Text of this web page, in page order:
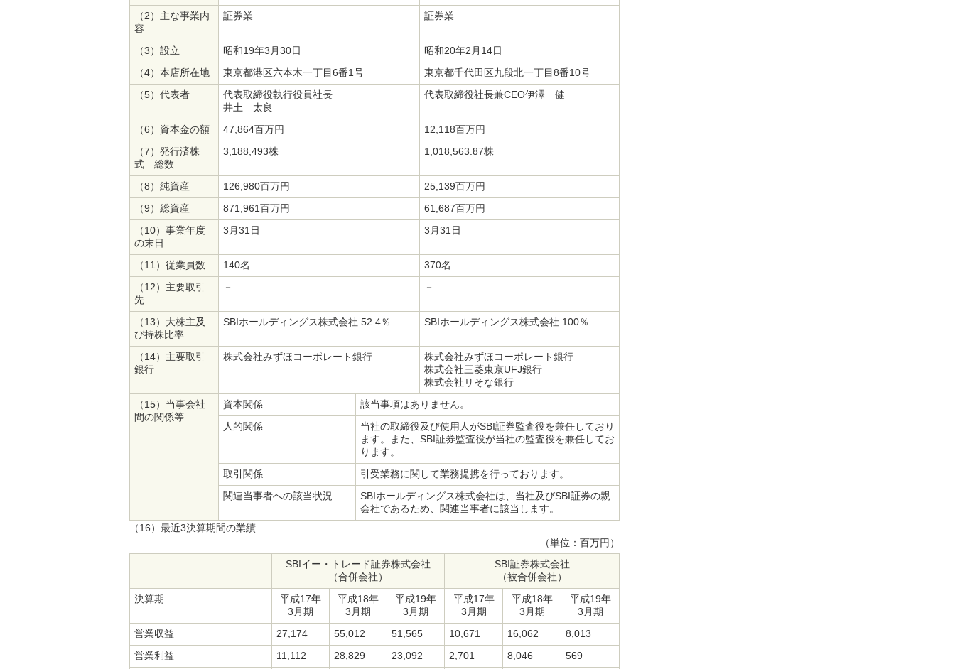
（2）主な事業内
容
証券業 証券業
（3）設立 昭和19年3月30日
昭和20年2月14日
（4）本店所在地
東京都港区六本木一丁目6番1号
東京都千代田区九段北一丁目8番10号
（5）代表者
代表取締役執行役員社長
井土 太良
代表取締役社長兼CEO伊澤 健
（6）資本金の額 47,864百万円
12,118百万円
（7）発行済株
式 総数
3,188,493株 1,018,563.87株
（8）純資産 126,980百万円
25,139百万円
（9）総資産
871,961百万円
61,687百万円
（10）事業年度
の末日
3月31日 3月31日
（11）従業員数 140名
370名
（12）主要取引
先
－ －
（13）大株主及
び持株比率
SBIホールディングス株式会社 52.4％ SBIホールディングス株式会社 100％
（14）主要取引
銀行
株式会社みずほコーポレート銀行
株式会社みずほコーポレート銀行
株式会社三菱東京UFJ銀行
株式会社リそな銀行
（15）当事会社
間の関係等
資本関係
該当事項はありません。
人的関係
当社の取締役及び使用人がSBI証券監査役を兼任しており
ます。また、SBI証券監査役が当社の監査役を兼任してお
ります。
取引関係
引受業務に関して業務提携を行っております。
関連当事者への該当状況
SBIホールディングス株式会社は、当社及びSBI証券の親
会社であるため、関連当事者に該当します。
（16）最近3決算期間の業績
（単位：百万円）
SBIイー・トレード証券株式会社
（合併会社）
SBI証券株式会社
（被合併会社）
決算期
平成17年
3月期
平成18年
3月期
平成19年
3月期
平成17年
3月期
平成18年
3月期
平成19年
3月期
営業収益
27,174 55,012 51,565 10,671 16,062
8,013
営業利益
11,112 28,829 23,092 2,701 8,046
569